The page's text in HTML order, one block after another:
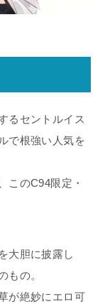
るセントルイス
で根強い人気を
このC94限定・
大胆に披露し
もの。
が絶妙にエロ可